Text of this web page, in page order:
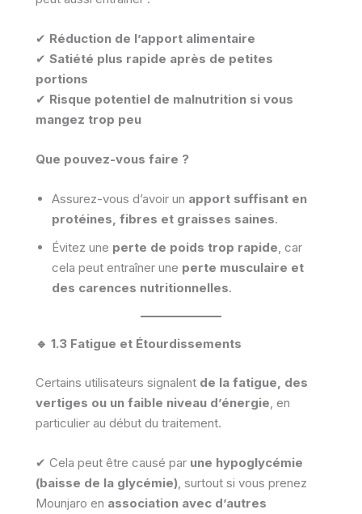
✔ Réduction de l’apport alimentaire
✔ Satiété plus rapide après de petites
portions
✔ Risque potentiel de malnutrition si vous
mangez trop peu
Que pouvez-vous faire ?
Assurez-vous d’avoir un apport suffisant en
protéines, fibres et graisses saines.
Évitez une perte de poids trop rapide , car
cela peut entraîner une perte musculaire et
des carences nutritionnelles.
🔹 1.3 Fatigue et Étourdissements
Certains utilisateurs signalent de la fatigue, des
vertiges ou un faible niveau d’énergie , en
particulier au début du traitement.
✔ Cela peut être causé par une hypoglycémie
(baisse de la glycémie) , surtout si vous prenez
Mounjaro en association avec d’autres